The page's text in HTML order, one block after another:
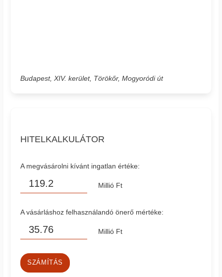
Budapest, XIV. kerület, Törökőr, Mogyoródi út
HITELKALKULÁTOR
A megvásárolni kívánt ingatlan értéke:
Millió Ft
A vásárláshoz felhasználandó önerő mértéke:
Millió Ft
SZÁMÍTÁS